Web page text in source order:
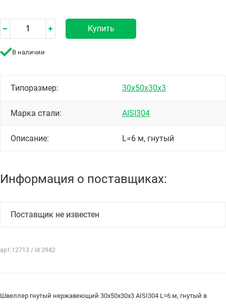
Купить
В наличии
Типоразмер: 30х50х30х3
Марка стали: AISI304
Описание: L=6 м, гнутый
Информация о поставщиках:
Поставщик не известен
арт.12713 / id 2942
Швеллер гнутый нержавеющий 30х50х30х3 AISI304 L=6 м, гнутый в